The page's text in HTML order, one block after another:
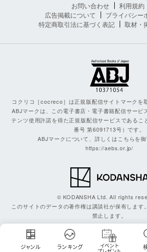
ジャンル ランキング イベント
お問い合わせ
利用規約
広告掲載について
プライバシー
特定商取引法に基づく表記
取材・
コクリコ［cocreco］は正規版配信サイトマークを
ABJマークは、この電子書店・電子書籍配信サービ
テンツ使用許諾を得た正規版配信サービスであるこ
番号 第6091713号）です。
ABJマークについて、詳しくはこちらを御
https://aebs.or.jp/
© KODANSHA Ltd. All rights
このサイトのデータの著作権は講談社が保有します
禁止します。